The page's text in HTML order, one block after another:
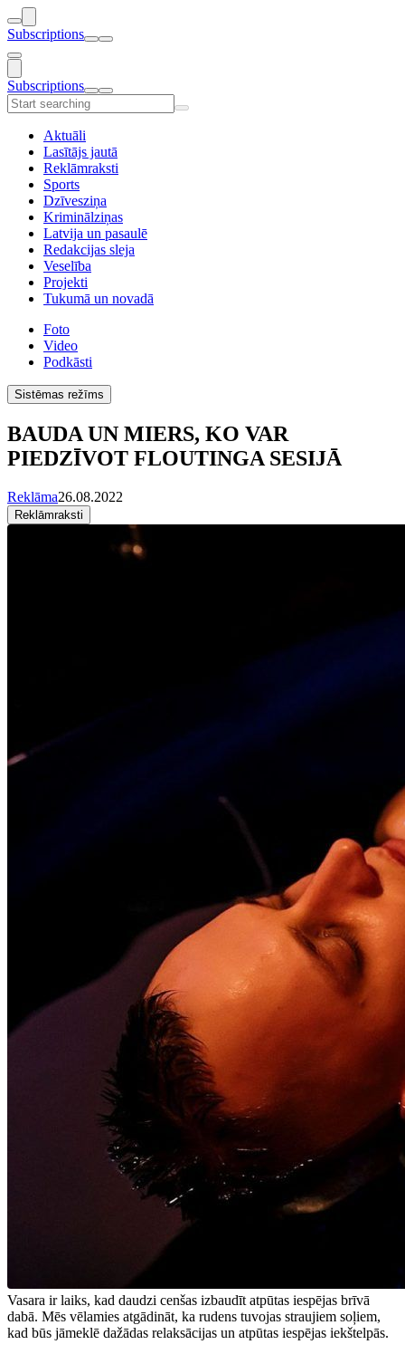
Subscriptions
Subscriptions
Aktuāli
Lasītājs jautā
Reklāmraksti
Sports
Dzīvesziņa
Kriminālziņas
Latvija un pasaulē
Redakcijas sleja
Veselība
Projekti
Tukumā un novadā
Foto
Video
Podkāsti
Sistēmas režīms
BAUDA UN MIERS, KO VAR
PIEDZĪVOT FLOUTINGA SESIJĀ
Reklāma26.08.2022
Reklāmraksti
Vasara ir laiks, kad daudzi cenšas izbaudīt atpūtas iespējas brīvā
dabā. Mēs vēlamies atgādināt, ka rudens tuvojas straujiem soļiem,
kad būs jāmeklē dažādas relaksācijas un atpūtas iespējas iekštelpās.